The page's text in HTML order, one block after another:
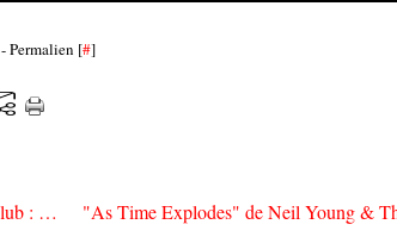
- Permalien [#]
"Every Single Muscle" de The Bug Club : « Je suis à vous, si vous me voulez ! »